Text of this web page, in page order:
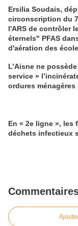
Ersilia Soudais,
circonscription du
l'ARS de contrôler
éternels" PFAS
d'aération des
Vignes
L’Aisne ne
service »
ordures
En « 2e ligne », les
déchets infectieux